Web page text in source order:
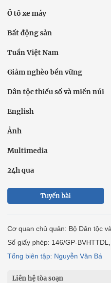
Ô tô xe máy
Bất động sản
Tuần Việt Nam
Giảm nghèo bền vững
Dân tộc thiểu số và miền núi
English
Ảnh
Multimedia
24h qua
Tuyến bài
Cơ quan chủ quản: Bộ Dân tộc
Số giấy phép: 146/GP-
Tổng biên tập: Nguyễn Văn Bá
Liên hệ tòa soạn